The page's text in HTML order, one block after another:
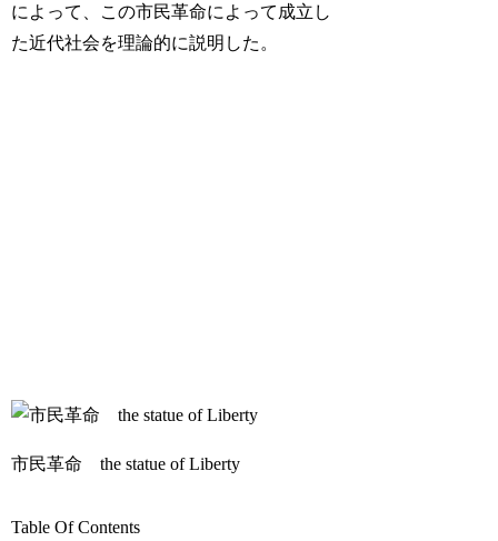
によって、この市民革命によって成立し
た近代社会を理論的に説明した。
市民革命 the statue of Liberty
Table Of Contents